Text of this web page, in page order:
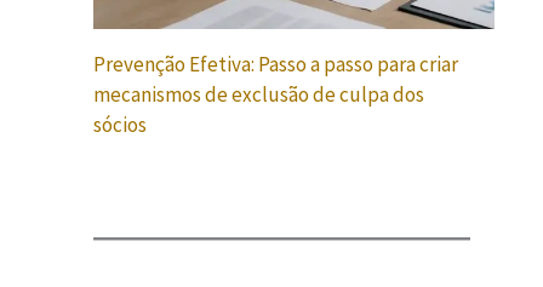
Prevenção Efetiva: Passo a passo para criar
mecanismos de exclusão de culpa dos
sócios